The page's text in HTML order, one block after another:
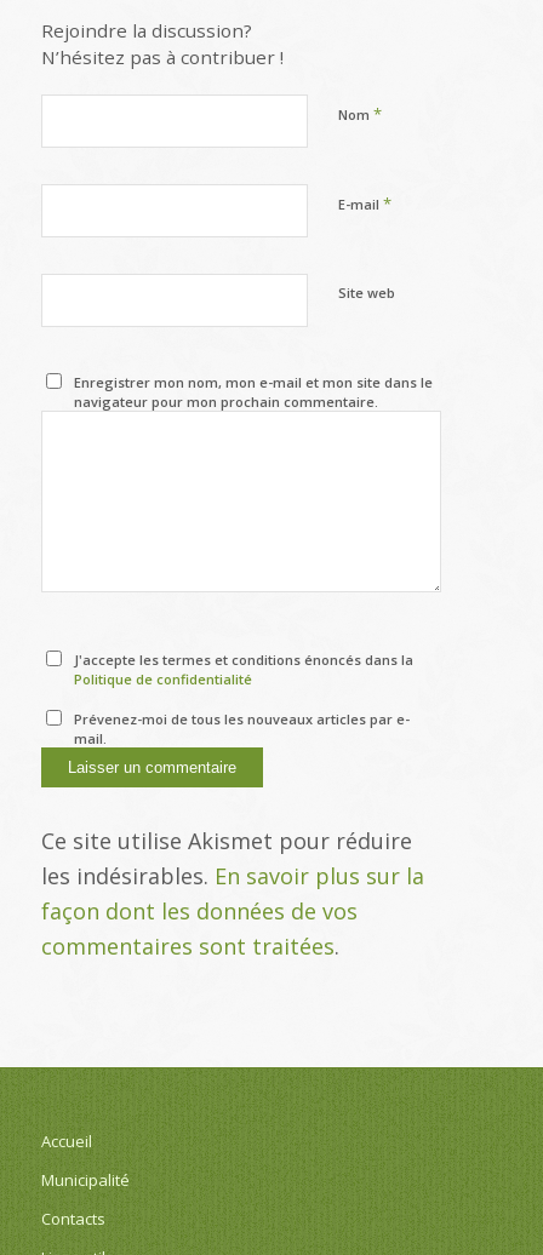
Rejoindre la discussion?
N’hésitez pas à contribuer !
Nom *
E-mail *
Site web
Enregistrer mon nom, mon e-mail et mon site dans le
navigateur pour mon prochain commentaire.
J'accepte les termes et conditions énoncés dans la
Politique de confidentialité
Prévenez-moi de tous les nouveaux articles par e-
mail.
Ce site utilise Akismet pour réduire
les indésirables. En savoir plus sur la
façon dont les données de vos
commentaires sont traitées.
Accueil
Municipalité
Contacts